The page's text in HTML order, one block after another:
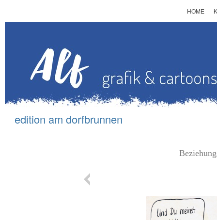
edition am dorfbrunnen
HOME